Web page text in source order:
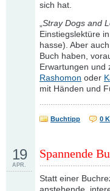
sich hat.
„Stray Dogs and
Einstiegslektüre
hasse). Aber
Buch haben,
Erwartungen und
Rashomon oder
mit Händen und
Buchtipp 0
Spannende
19
APR.
Statt einer